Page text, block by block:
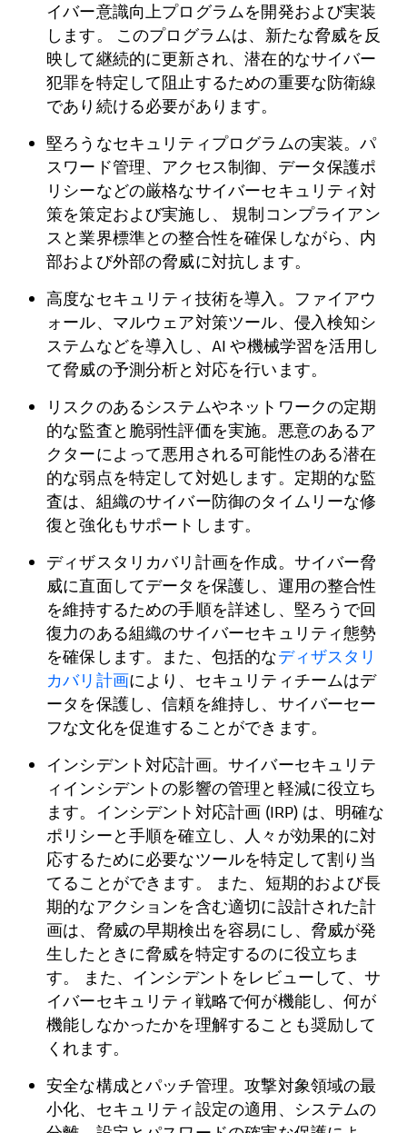
イバー意識向上プログラムを開発および実装
します。 このプログラムは、新たな脅威を反
映して継続的に更新され、潜在的なサイバー
犯罪を特定して阻止するための重要な防衛線
であり続ける必要があります。
堅ろうなセキュリティプログラムの実装。パ
スワード管理、アクセス制御、データ保護ポ
リシーなどの厳格なサイバーセキュリティ対
策を策定および実施し、 規制コンプライアン
スと業界標準との整合性を確保しながら、内
部および外部の脅威に対抗します。
高度なセキュリティ技術を導入。ファイアウ
ォール、マルウェア対策ツール、侵入検知シ
ステムなどを導入し、AI や機械学習を活用し
て脅威の予測分析と対応を行います。
リスクのあるシステムやネットワークの定期
的な監査と脆弱性評価を実施。悪意のあるア
クターによって悪用される可能性のある潜在
的な弱点を特定して対処します。定期的な監
査は、組織のサイバー防御のタイムリーな修
復と強化もサポートします。
ディザスタリカバリ計画を作成。サイバー脅
威に直面してデータを保護し、運用の整合性
を維持するための手順を詳述し、堅ろうで回
復力のある組織のサイバーセキュリティ態勢
を確保します。また、包括的なディザスタリ
カバリ計画により、セキュリティチームはデ
ータを保護し、信頼を維持し、サイバーセー
フな文化を促進することができます。
インシデント対応計画。サイバーセキュリテ
ィインシデントの影響の管理と軽減に役立ち
ます。インシデント対応計画 (IRP) は、明確な
ポリシーと手順を確立し、人々が効果的に対
応するために必要なツールを特定して割り当
てることができます。 また、短期的および長
期的なアクションを含む適切に設計された計
画は、脅威の早期検出を容易にし、脅威が発
生したときに脅威を特定するのに役立ちま
す。 また、インシデントをレビューして、サ
イバーセキュリティ戦略で何が機能し、何が
機能しなかったかを理解することも奨励して
くれます。
安全な構成とパッチ管理。攻撃対象領域の最
小化、セキュリティ設定の適用、システムの